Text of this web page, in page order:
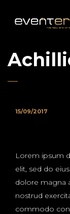
15/09/2017
Lorem ipsum
elit, sed do
dolore magna
nostrud
commodo